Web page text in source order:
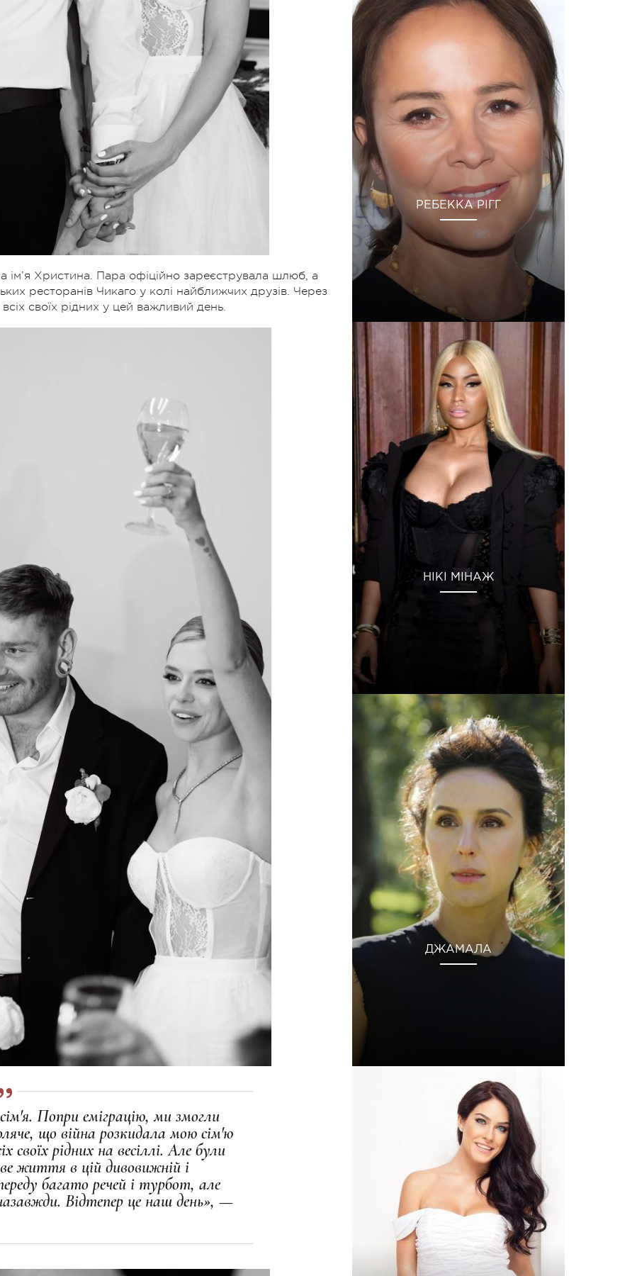
Христина. Пара офіційно зареєструвала шлюб, а
ресторанів Чикаго у колі найближчих друзів. Через
всіх своїх рідних у цей важливий день.
Попри еміграцію, ми змогли
що війна розкидала мою сім'ю
своїх рідних на весіллі. Але були
життя в цій дивовижній і
багато речей і турбот, але
Відтепер це наш день», —
РЕБЕККА РІГГ
НІКІ МІНАЖ
ДЖАМАЛА